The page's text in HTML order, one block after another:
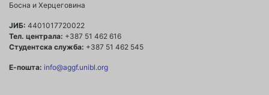
Босна и Херцеговина
ЈИБ: 4401017720022
Тел. централа: +387 51 462 616
Студентска служба: +387 51 462 545
Е-пошта: info@aggf.unibl.org